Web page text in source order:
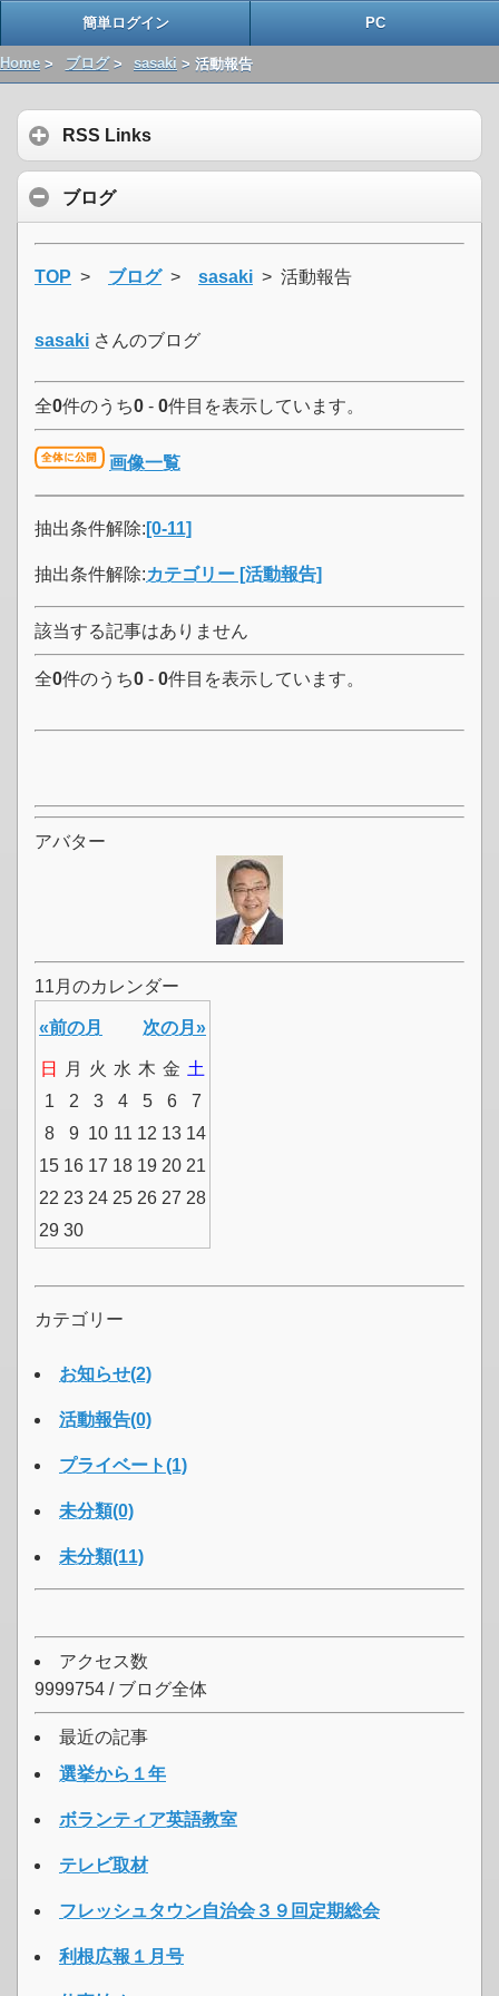
簡単ログイン PC
Home > ブログ> sasaki > 活動報告
RSS Links
ブログ
TOP > ブログ> sasaki > 活動報告
sasaki さんのブログ
全0件のうち0 - 0件目を表示しています。
画像一覧
抽出条件解除: [0-11]
抽出条件解除:カテゴリー [活動報告]
該当する記事はありません
全0件のうち0 - 0件目を表示しています。
アバター
11月のカレンダー
«前の月 次の月»
日 月 火 水 木 金 土
1
2 3 4 5 6
7
8
9 10 11 12 13 14
15 16 17 18 19 20 21
22 23 24 25 26 27 28
29 30
カテゴリー
お知らせ(2)
活動報告(0)
プライベート(1)
未分類(0)
未分類(11)
アクセス数
9999754 / ブログ全体
最近の記事
選挙から１年
ボランティア英語教室
テレビ取材
フレッシュタウン自治会３９回定期総会
利根広報１月号